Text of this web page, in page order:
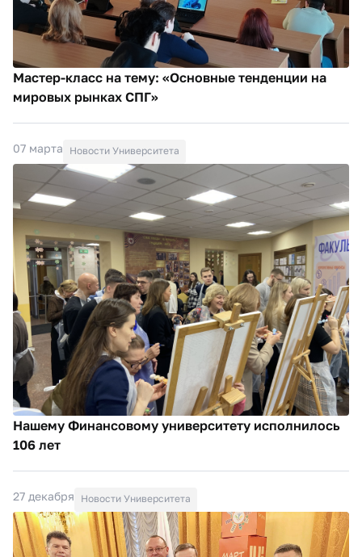
Мастер-класс на тему: «Основные тенденции на
мировых рынках СПГ»
07 марта Новости Университета
Нашему Финансовому университету исполнилось
106 лет
27 декабря Новости Университета